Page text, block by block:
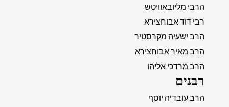
הרבי מליובאוויטש
רבי דוד אבוחצירא
הרב ישעיה מקרסטיר
הרב מאיר אבוחצירא
הרב מרדכי אליהו
רבנים
הרב עובדיה יוסף